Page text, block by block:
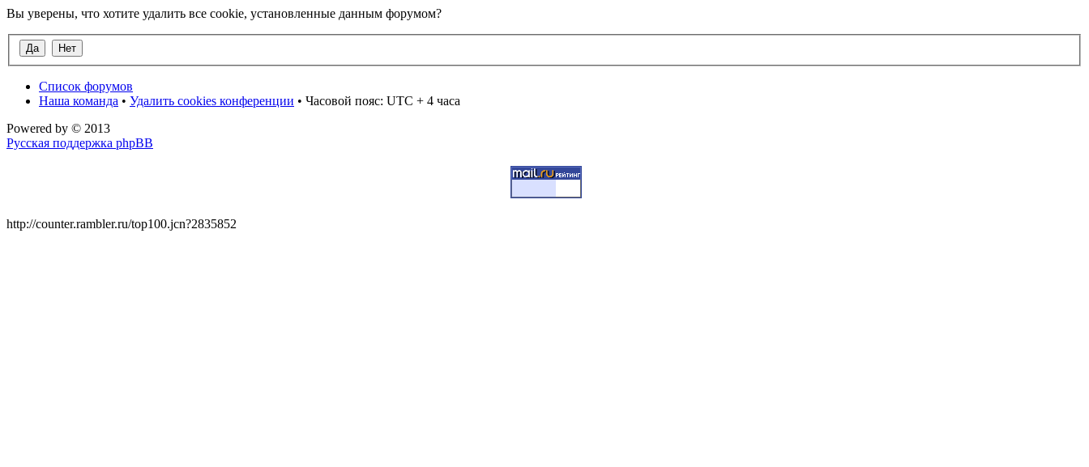
Вы уверены, что хотите удалить все cookie, установленные данным форумом?
Список форумов
Наша команда • Удалить cookies конференции • Часовой пояс: UTC + 4 часа
Powered by © 2013
Русская поддержка phpBB
http://counter.rambler.ru/top100.jcn?2835852